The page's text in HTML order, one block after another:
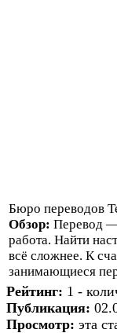
Бюро переводов
Обзор: Перевод —
работа. Найти
всё сложнее. К
занимающиеся
Рейтинг: 1 -
Публикация:
Просмотр: эта